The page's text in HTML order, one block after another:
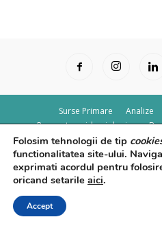
Surse Primare Analize
Rapoarte epidemiologice
© Powered by
Folosim tehnologii de tip
functionalitatea site-ului.
exprimati acordul pentru
oricand setarile aici.
Accept